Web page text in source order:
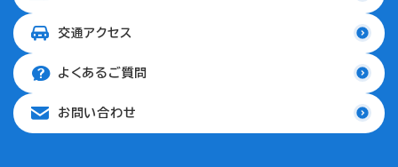
交通アクセス
よくあるご質問
お問い合わせ